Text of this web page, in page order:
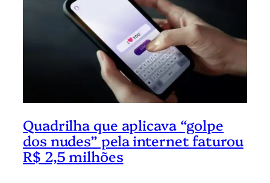
Quadrilha que aplicava “golpe
dos nudes” pela internet faturou
R$ 2,5 milhões